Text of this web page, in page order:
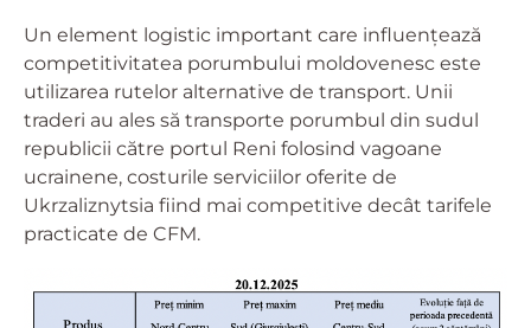
Un element logistic important care influențează
competitivitatea porumbului moldovenesc este
utilizarea rutelor alternative de transport. Unii
traderi au ales să transporte porumbul din sudul
republicii către portul Reni folosind vagoane
ucrainene, costurile serviciilor oferite de
Ukrzaliznytsia fiind mai competitive decât tarifele
practicate de CFM.